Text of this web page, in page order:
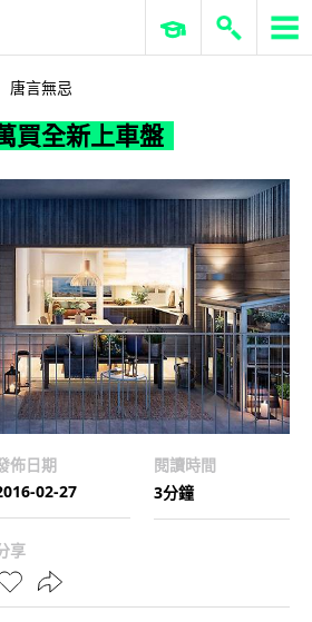
八萬買全新上車盤
ERP 與商業 AI
唐言無忌
買全新上車盤
佈日期
02-27
閱讀時間
3分鐘
享